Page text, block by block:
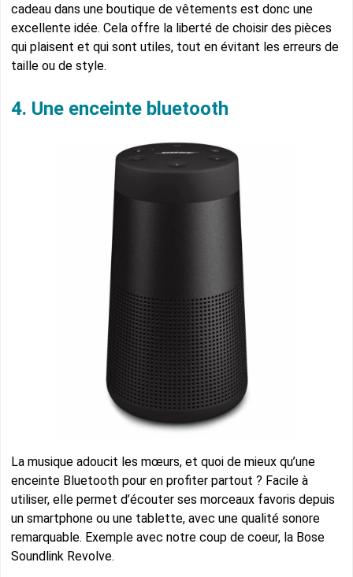
cadeau dans une boutique de vêtements est donc une
excellente idée. Cela offre la liberté de choisir des pièces
qui plaisent et qui sont utiles, tout en évitant les erreurs de
taille ou de style.
4. Une enceinte bluetooth
La musique adoucit les mœurs, et quoi de mieux qu’une
enceinte Bluetooth pour en profiter partout ? Facile à
utiliser, elle permet d’écouter ses morceaux favoris depuis
un smartphone ou une tablette, avec une qualité sonore
remarquable. Exemple avec notre coup de coeur, la Bose
Soundlink Revolve.